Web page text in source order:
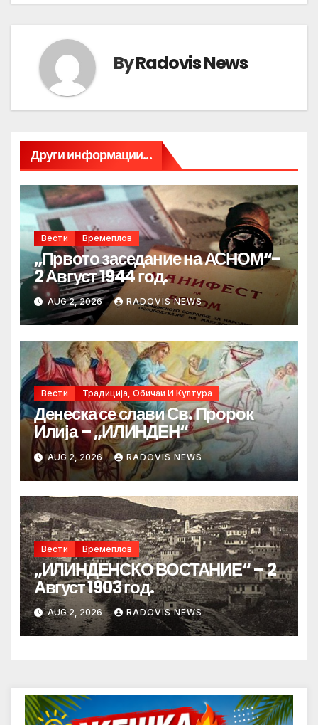
ByRadovis News
Други информации...
Вести Времеплов
„Првото заседание на АСНОМ“-
2 Август 1944 год.
AUG 2, 2026 RADOVIS NEWS
Вести Традиција, Обичаи И Култура
Денеска се слави Св. Пророк
Илија – „ИЛИНДЕН“
AUG 2, 2026 RADOVIS NEWS
Вести Времеплов
„ИЛИНДЕНСКО ВОСТАНИЕ“ – 2
Август 1903 год.
AUG 2, 2026 RADOVIS NEWS